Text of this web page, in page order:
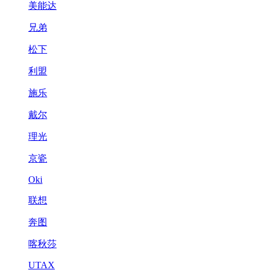
美能达
兄弟
松下
利盟
施乐
戴尔
理光
京瓷
Oki
联想
奔图
喀秋莎
UTAX